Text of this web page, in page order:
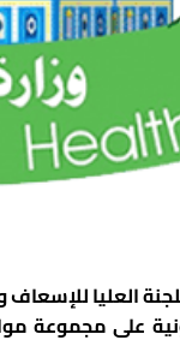
العليا
على مجموعة